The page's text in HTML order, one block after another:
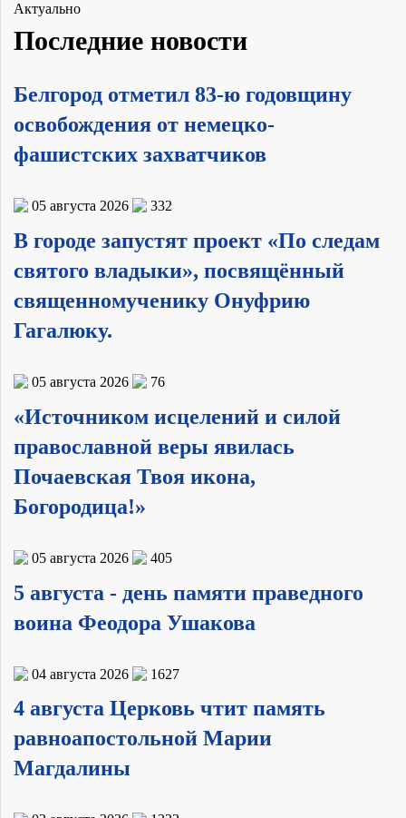
Актуально
Последние новости
Белгород отметил 83-ю годовщину
освобождения от немецко-
фашистских захватчиков
05 августа 2026 332
В городе запустят проект «По следам
святого владыки», посвящённый
священномученику Онуфрию
Гагалюку.
05 августа 2026 76
«Источником исцелений и силой
православной веры явилась
Почаевская Твоя икона,
Богородица!»
05 августа 2026 405
5 августа - день памяти праведного
воина Феодора Ушакова
04 августа 2026 1627
4 августа Церковь чтит память
равноапостольной Марии
Магдалины